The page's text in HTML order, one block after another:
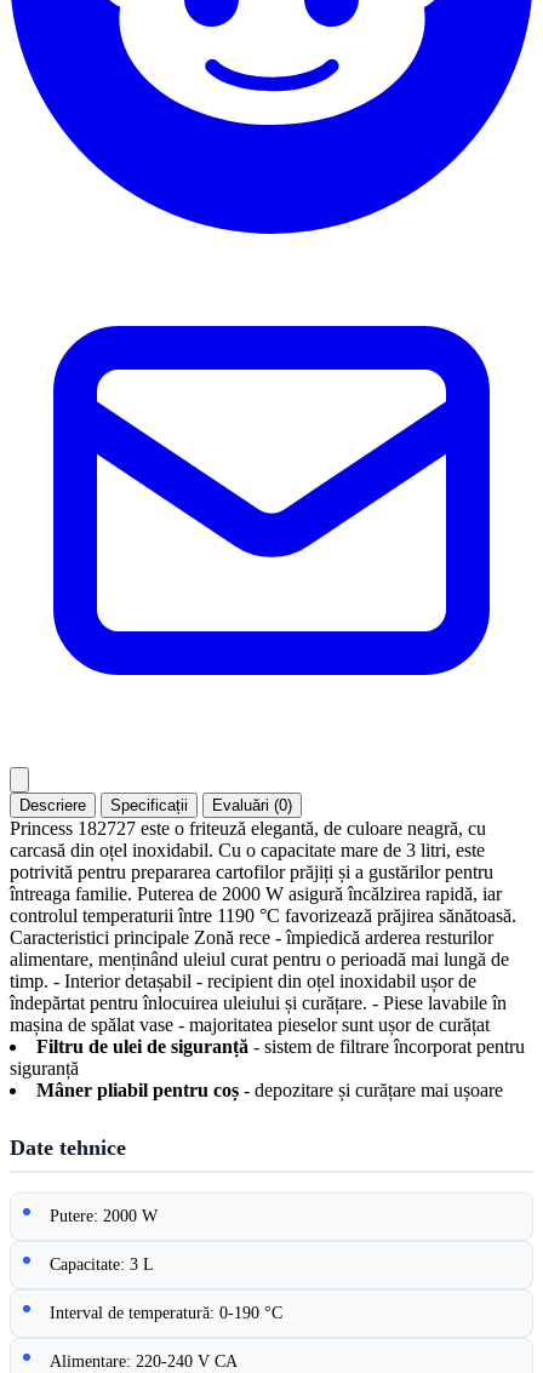
Descriere Specificații Evaluări (0)
Princess 182727 este o friteuză elegantă, de culoare neagră, cu
carcasă din oțel inoxidabil. Cu o capacitate mare de 3 litri, este
potrivită pentru prepararea cartofilor prăjiți și a gustărilor pentru
întreaga familie. Puterea de 2000 W asigură încălzirea rapidă, iar
controlul temperaturii între 1190 °C favorizează prăjirea sănătoasă.
Caracteristici principale Zonă rece - împiedică arderea resturilor
alimentare, menținând uleiul curat pentru o perioadă mai lungă de
timp. - Interior detașabil - recipient din oțel inoxidabil ușor de
îndepărtat pentru înlocuirea uleiului și curățare. - Piese lavabile în
mașina de spălat vase - majoritatea pieselor sunt ușor de curățat
Filtru de ulei de siguranță - sistem de filtrare încorporat pentru
siguranță
Mâner pliabil pentru coș - depozitare și curățare mai ușoare
Date tehnice
Putere: 2000 W
Capacitate: 3 L
Interval de temperatură: 0-190 °C
Alimentare: 220-240 V CA